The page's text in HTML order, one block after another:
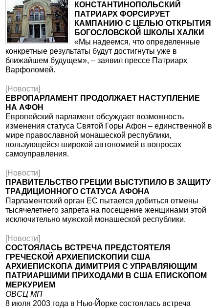
КОНСТАНТИНОПОЛЬСКИЙ
ПАТРИАРХ ФОРСИРУЕТ
КАМПАНИЮ С ЦЕЛЬЮ ОТКРЫТИЯ
БОГОСЛОВСКОЙ ШКОЛЫ ХАЛКИ
«Мы надеемся, что определенные
конкретные результаты будут достигнуты уже в
ближайшем будущем», – заявил прессе Патриарх
Варфоломей.
[Новости]
ЕВРОПАРЛАМЕНТ ПРОДОЛЖАЕТ НАСТУПЛЕНИЕ
НА АФОН
Европейский парламент обсуждает возможность
изменения статуса Святой Горы Афон – единственной в
мире православной монашеской республики,
пользующейся широкой автономией в вопросах
самоуправления.
[Новости]
ПРАВИТЕЛЬСТВО ГРЕЦИИ ВЫСТУПИЛО В ЗАЩИТУ
ТРАДИЦИОННОГО СТАТУСА АФОНА
Парламентский орган ЕС пытается добиться отмены
тысячелетнего запрета на посещение женщинами этой
исключительно мужской монашеской республики.
[Новости]
СОСТОЯЛАСЬ ВСТРЕЧА ПРЕДСТОЯТЕЛЯ
ГРЕЧЕСКОЙ АРХИЕПИСКОПИИ США
АРХИЕПИСКОПА ДИМИТРИЯ С УПРАВЛЯЮЩИМ
ПАТРИАРШИМИ ПРИХОДАМИ В США ЕПИСКОПОМ
МЕРКУРИЕМ
ОВСЦ МП
8 июля 2003 года в Нью-Йорке состоялась встреча